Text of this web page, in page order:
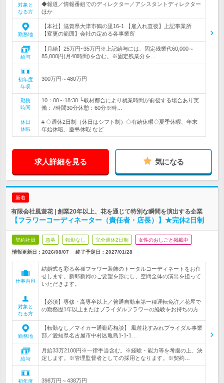
対象と
なる方
◆報道／情報番組でのディレクター／アシスタントディレクター
ほか
勤務地
【本社】滋賀県大津市鶴の里16-1 【雇入れ直後】上記事業所
【変更の範囲】会社の定める各事業所
給与
【月給】25万円~35万円※上記給与には、固定残業代60,000～
85,000円(月40時間)を含む。※固定残業分を…
初年度
年収
300万円～480万円
勤務
時間
10：00～18:30 └取材都合により就業時間が前後する場合あり実
働：7時間30分休憩：60分※時…
休日
休暇
# ◇週休2日制（休日はシフト制）◇有給休暇◇夏季休暇、年末
年始休暇、慶弔休暇 など
求人詳細を見る 気になる
新着
有限会社風遊花 | 創業20年以上、花を通じて特別な瞬間を演出する企業
【フラワーコーディネーター（責任者・店長）】★完休2日制
契約社員 急募 転勤なし 完全週休2日制 女性のおしごと掲載中
情報更新日：2026/08/07 終了予定日： 2027/01/28
仕事内容
結婚式を彩る各種フラワー装飾のトータルコーディネートをお任
せします。新郎新婦のご要望を形にし、空間全体の演出を担って
いただきます。
対象と
なる方
【必須】専修・高専卒以上／普通自動車第一種運転免許／花屋で
の勤務歴1年以上またはブライダルフラワーの経験をお持ちの方
勤務地
【転勤なし／マイカー通勤応相談】 風遊花すみれブライダル事業
部／愛知県名古屋市中村区亀島1-1-1…
給与
月給33万2100円※一律手当含む。※経験・能力等を考慮の上、決
定します。※管理監督者としての採用となります。※契約…
初年度 398万円～438万円